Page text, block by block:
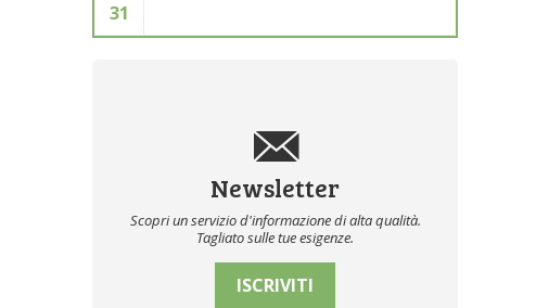
31
Newsletter
Scopri un servizio d'informazione di alta qualità.
Tagliato sulle tue esigenze.
ISCRIVITI